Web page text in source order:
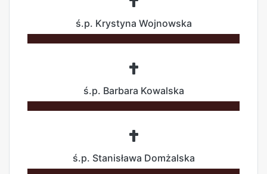
ś.p. Krystyna Wojnowska
ś.p. Barbara Kowalska
ś.p. Stanisława Domżalska